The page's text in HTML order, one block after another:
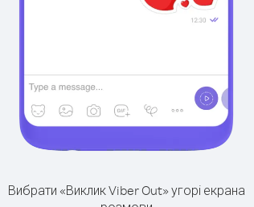
Вибрати «Виклик Viber Out» угорі екрана